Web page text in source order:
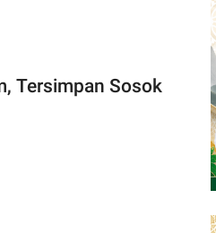
Tersimpan Sosok